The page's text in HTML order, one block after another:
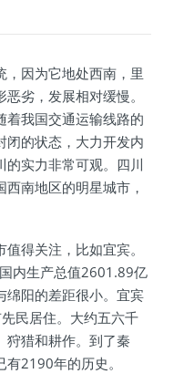
，因为它地处西南，里
劣，发展相对缓慢。
着我国交通运输线路的
闭的状态，大力开发内
的实力非常可观。四川
南地区的明星城市，
得关注，比如宜宾。
内生产总值2601.89亿
绵阳的差距很小。宜宾
民居住。大约五六千
狩猎和耕作。到了秦
2190年的历史。